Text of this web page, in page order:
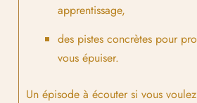
apprentissage,
des pistes concrètes pour
vous épuiser.
Un épisode à écouter si vous